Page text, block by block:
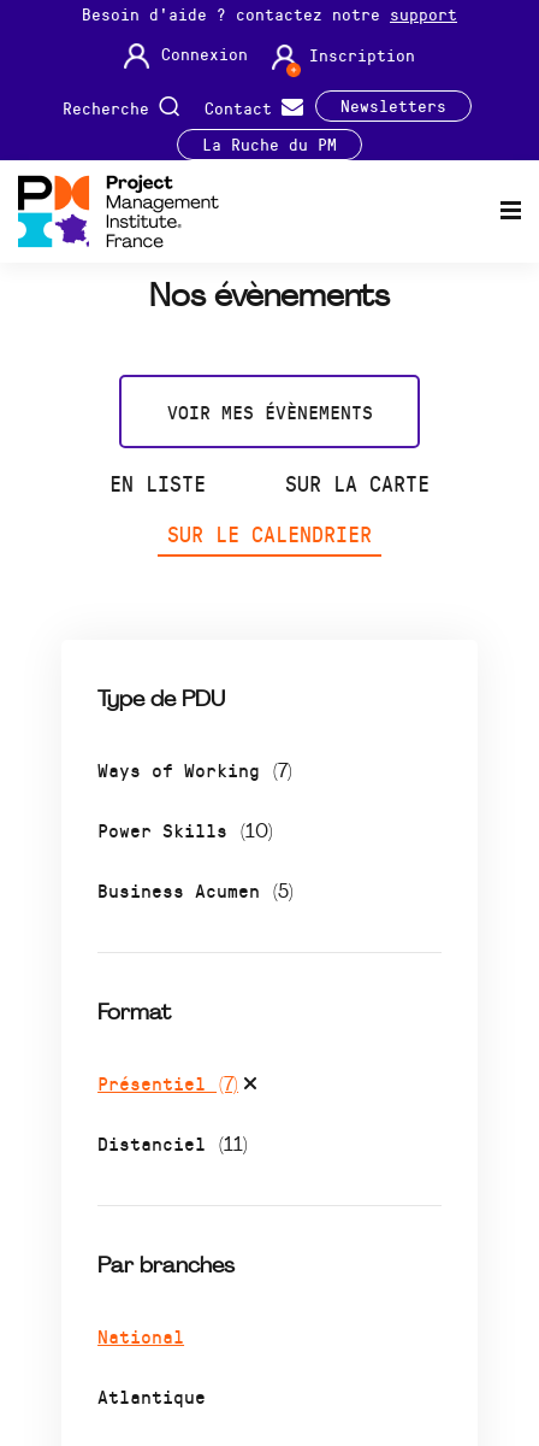
Besoin d'aide ? contactez notre support
Connexion
Inscription
Recherche Contact
Newsletters
La Ruche du PM
Nos évènements
VOIR MES ÉVÈNEMENTS
EN LISTE
SUR LA CARTE
SUR LE CALENDRIER
Type de PDU
Ways of Working (7)
Power Skills (10)
Business Acumen (5)
Format
Présentiel (7)
Distanciel (11)
Par branches
National
Atlantique